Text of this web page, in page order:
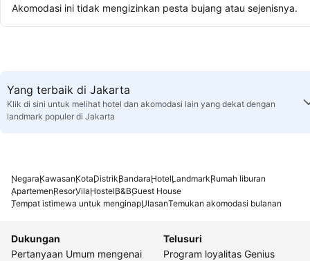
Akomodasi ini tidak mengizinkan pesta bujang atau sejenisnya.
Yang terbaik di Jakarta
Klik di sini untuk melihat hotel dan akomodasi lain yang dekat dengan
landmark populer di Jakarta
NegaraKawasanKotaDistrikBandaraHotelLandmarkRumah liburan
ApartemenResorVilaHostelB&BGuest House
Tempat istimewa untuk menginapUlasanTemukan akomodasi bulanan
Dukungan
Pertanyaan Umum mengenai
Telusuri
Program loyalitas Genius